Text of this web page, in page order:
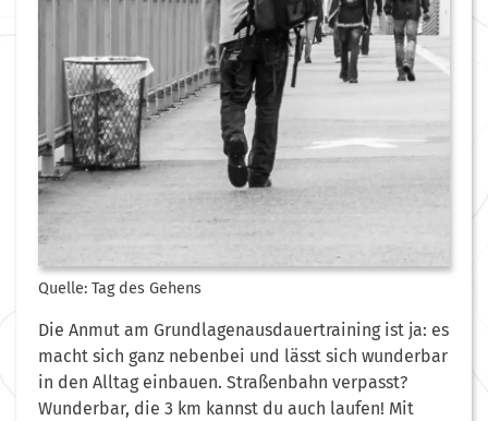
Quelle: Tag des Gehens
Die Anmut am Grundlagenausdauertraining ist ja: es
macht sich ganz nebenbei und lässt sich wunderbar
in den Alltag einbauen. Straßenbahn verpasst?
Wunderbar, die 3 km kannst du auch laufen! Mit